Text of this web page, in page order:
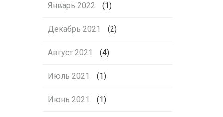
Январь 2022 (1)
Декабрь 2021 (2)
Август 2021 (4)
Июль 2021 (1)
Июнь 2021 (1)